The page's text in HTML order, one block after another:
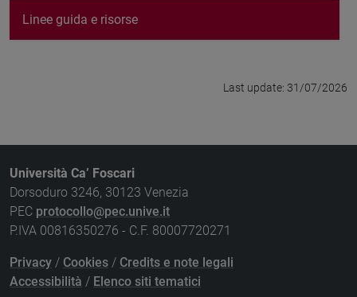
Linee guida e risorse
Last update: 31/07/2026
Università Ca’ Foscari
Dorsoduro 3246, 30123 Venezia
PEC protocollo@pec.unive.it
P.IVA 00816350276 - C.F. 80007720271
Privacy / Cookies / Credits e note legali
Accessibilità / Elenco siti tematici